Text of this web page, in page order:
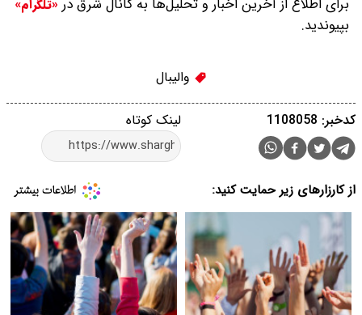
«تلگرام»
بپیوندید.
والیبال
لینک کوتاه کدخبر: 1108058
از کارزارهای زیر حمایت کنید: